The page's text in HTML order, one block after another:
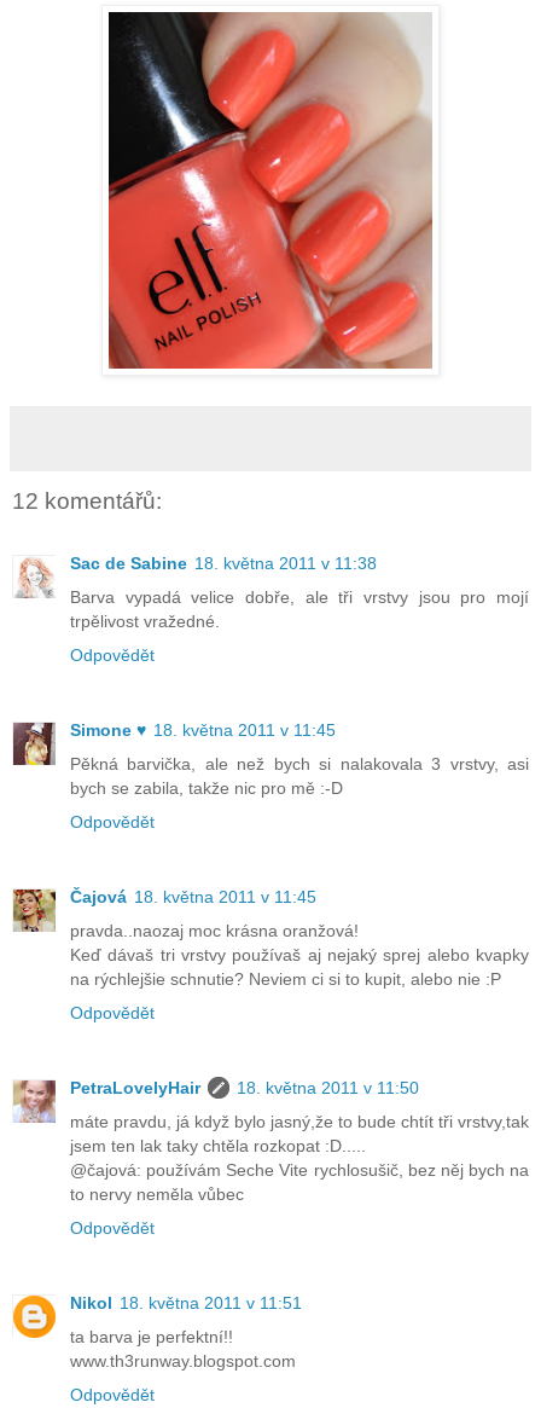
12 komentářů:
Sac de Sabine 18. května 2011 v 11:38
Barva vypadá velice dobře, ale tři vrstvy jsou pro mojí
trpělivost vražedné.
Odpovědět
Simone ♥ 18. května 2011 v 11:45
Pěkná barvička, ale než bych si nalakovala 3 vrstvy, asi
bych se zabila, takže nic pro mě :-D
Odpovědět
Čajová 18. května 2011 v 11:45
pravda..naozaj moc krásna oranžová!
Keď dávaš tri vrstvy používaš aj nejaký sprej alebo kvapky
na rýchlejšie schnutie? Neviem ci si to kupit, alebo nie :P
Odpovědět
PetraLovelyHair
18. května 2011 v 11:50
máte pravdu, já když bylo jasný,že to bude chtít tři vrstvy,tak
jsem ten lak taky chtěla rozkopat :D.....
@čajová: používám Seche Vite rychlosušič, bez něj bych na
to nervy neměla vůbec
Odpovědět
Nikol 18. května 2011 v 11:51
ta barva je perfektní!!
www.th3runway.blogspot.com
Odpovědět